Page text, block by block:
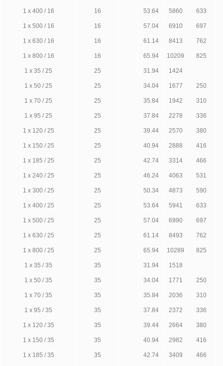
1 х 400 / 16 16 53.64 5860 633
1 х 500 / 16 16 57.04 6910 697
1 х 630 / 16 16 61.14 8413 762
1 х 800 / 16 16 65.94 10209 825
1 х 35 / 25 25 31.94 1424
1 х 50 / 25 25 34.04 1677 250
1 х 70 / 25 25 35.84 1942 310
1 х 95 / 25 25 37.84 2278 336
1 х 120 / 25 25 39.44 2570 380
1 х 150 / 25 25 40.94 2888 416
1 х 185 / 25 25 42.74 3314 466
1 х 240 / 25 25 46.24 4063 531
1 х 300 / 25 25 50.34 4873 590
1 х 400 / 25 25 53.64 5941 633
1 х 500 / 25 25 57.04 6990 697
1 х 630 / 25 25 61.14 8493 762
1 х 800 / 25 25 65.94 10289 825
1 х 35 / 35 35 31.94 1518
1 х 50 / 35 35 34.04 1771 250
1 х 70 / 35 35 35.84 2036 310
1 х 95 / 35 35 37.84 2372 336
1 х 120 / 35 35 39.44 2664 380
1 х 150 / 35 35 40.94 2982 416
1 х 185 / 35 35 42.74 3409 466